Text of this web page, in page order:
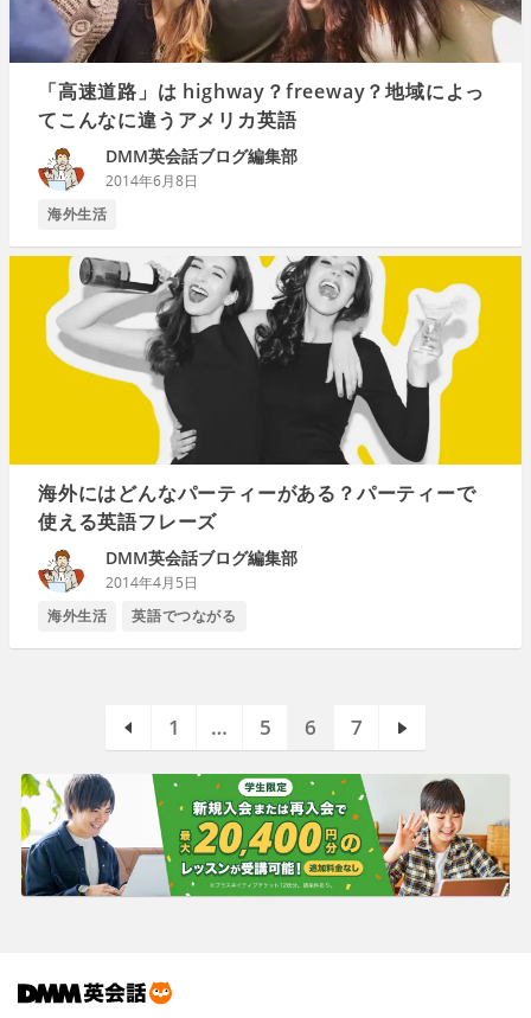
「高速道路」は highway？freeway？地域によっ
てこんなに違うアメリカ英語
DMM英会話ブログ編集部
2014年6月8日
海外生活
海外にはどんなパーティーがある？パーティーで
使える英語フレーズ
DMM英会話ブログ編集部
2014年4月5日
海外生活
英語でつながる
1 … 5 6 7